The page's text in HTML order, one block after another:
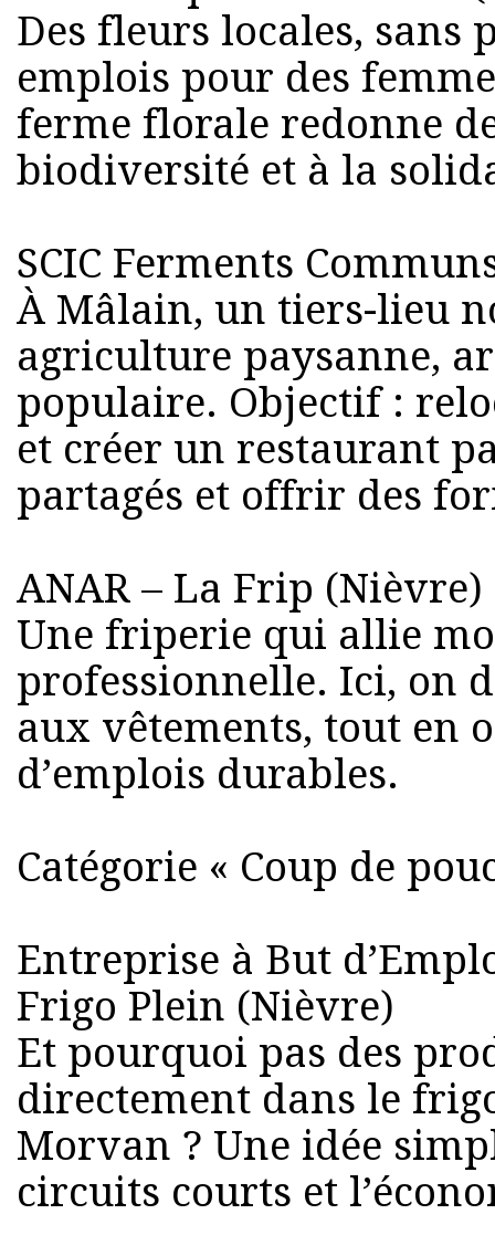
Des fleurs locales, sans
emplois pour des
ferme florale redonne
biodiversité et à la
SCIC Ferments
À Mâlain, un tiers-lieu
agriculture paysanne,
populaire. Objectif :
et créer un restaurant
partagés et offrir des
ANAR – La Frip (Nièvre)
Une friperie qui allie
professionnelle. Ici, on
aux vêtements, tout en
d’emplois durables.
Catégorie « Coup de
Entreprise à But
Frigo Plein (Nièvre)
Et pourquoi pas des
directement dans le
Morvan ? Une idée
circuits courts et